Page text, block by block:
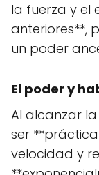
la fuerza y el
anteriores**,
un poder
El poder y
Al alcanzar la
ser
velocidad y